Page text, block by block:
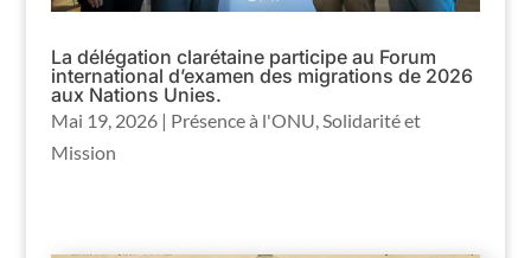
La délégation clarétaine participe au Forum
international d’examen des migrations de 2026
aux Nations Unies.
Mai 19, 2026| Présence à l'ONU Solidarité et
Mission